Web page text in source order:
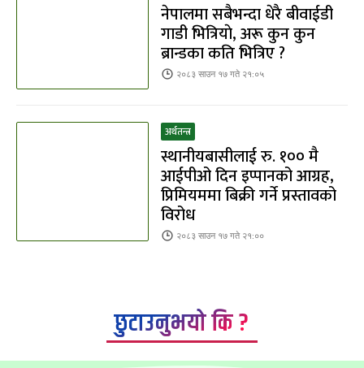
नेपालमा सबैभन्दा धेरै बीवाईडी
गाडी भित्रियाे, अरू कुन कुन
ब्रान्डका कति भित्रिए ?
२०८३ साउन १७ गते २१:०५
अर्थतन्त्र
स्थानीयबासीलाई रु. १०० मै
आईपीओ दिन इप्पानको आग्रह,
प्रिमियममा बिक्री गर्ने प्रस्तावको
विरोध
२०८३ साउन १७ गते २१:००
छुटाउनुभयो कि ?